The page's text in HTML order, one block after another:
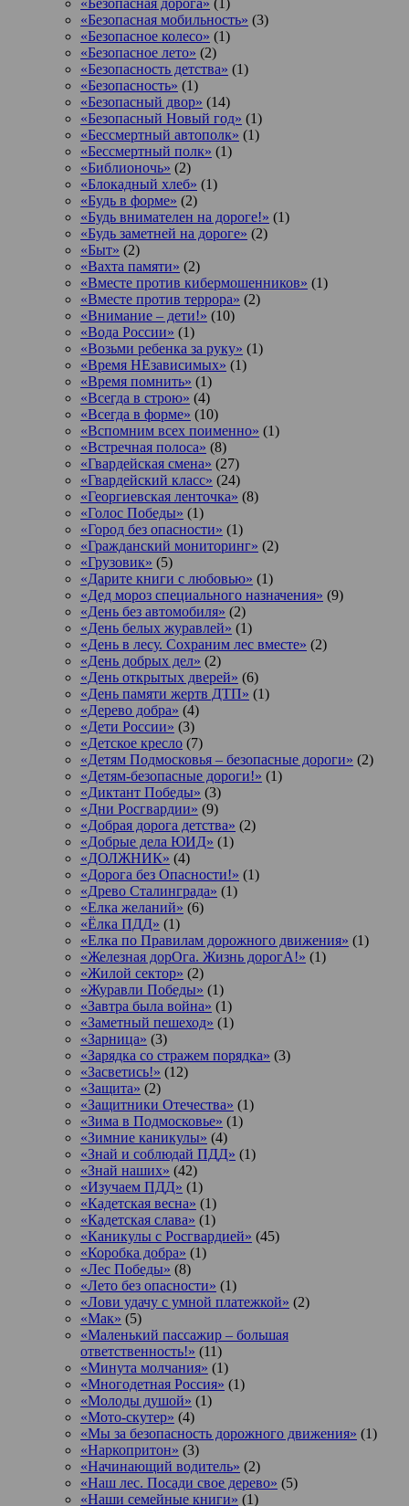
«Безопасная мобильность» (3)
«Безопасное колесо» (1)
«Безопасное лето» (2)
«Безопасность детства» (1)
«Безопасность» (1)
«Безопасный двор» (14)
«Безопасный Новый год» (1)
«Бессмертный автополк» (1)
«Бессмертный полк» (1)
«Библионочь» (2)
«Блокадный хлеб» (1)
«Будь в форме» (2)
«Будь внимателен на дороге!» (1)
«Будь заметней на дороге» (2)
«Быт» (2)
«Вахта памяти» (2)
«Вместе против кибермошенников» (1)
«Вместе против террора» (2)
«Внимание – дети!» (10)
«Вода России» (1)
«Возьми ребенка за руку» (1)
«Время НЕзависимых» (1)
«Время помнить» (1)
«Всегда в строю» (4)
«Всегда в форме» (10)
«Вспомним всех поименно» (1)
«Встречная полоса» (8)
«Гвардейская смена» (27)
«Гвардейский класс» (24)
«Георгиевская ленточка» (8)
«Голос Победы» (1)
«Город без опасности» (1)
«Гражданский мониторинг» (2)
«Грузовик» (5)
«Дарите книги с любовью» (1)
«Дед мороз специального назначения» (9)
«День без автомобиля» (2)
«День белых журавлей» (1)
«День в лесу. Сохраним лес вместе» (2)
«День добрых дел» (2)
«День открытых дверей» (6)
«День памяти жертв ДТП» (1)
«Дерево добра» (4)
«Дети России» (3)
«Детское кресло (7)
«Детям Подмосковья – безопасные дороги» (2)
«Детям-безопасные дороги!» (1)
«Диктант Победы» (3)
«Дни Росгвардии» (9)
«Добрая дорога детства» (2)
«Добрые дела ЮИД» (1)
«ДОЛЖНИК» (4)
«Дорога без Опасности!» (1)
«Древо Сталинграда» (1)
«Елка желаний» (6)
«Ёлка ПДД» (1)
«Елка по Правилам дорожного движения» (1)
«Железная дорОга. Жизнь дорогА!» (1)
«Жилой сектор» (2)
«Журавли Победы» (1)
«Завтра была война» (1)
«Заметный пешеход» (1)
«Зарница» (3)
«Зарядка со стражем порядка» (3)
«Засветись!» (12)
«Защита» (2)
«Защитники Отечества» (1)
«Зима в Подмосковье» (1)
«Зимние каникулы» (4)
«Знай и соблюдай ПДД» (1)
«Знай наших» (42)
«Изучаем ПДД» (1)
«Кадетская весна» (1)
«Кадетская слава» (1)
«Каникулы с Росгвардией» (45)
«Коробка добра» (1)
«Лес Победы» (8)
«Лето без опасности» (1)
«Лови удачу с умной платежкой» (2)
«Мак» (5)
«Маленький пассажир – большая
ответственность!» (11)
«Минута молчания» (1)
«Многодетная Россия» (1)
«Молоды душой» (1)
«Мото-скутер» (4)
«Мы за безопасность дорожного движения» (1)
«Наркопритон» (3)
«Начинающий водитель» (2)
«Наш лес. Посади свое дерево» (5)
«Наши семейные книги» (1)